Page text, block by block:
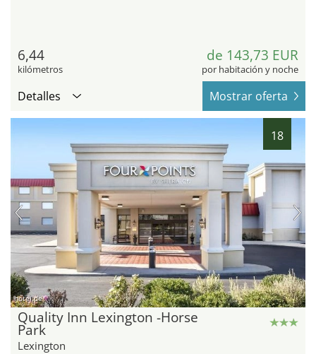
6,44
kilómetros
de 143,73 EUR
por habitación y noche
Detalles Mostrar oferta
18
hotel.de
Quality Inn Lexington -Horse
Park
Lexington